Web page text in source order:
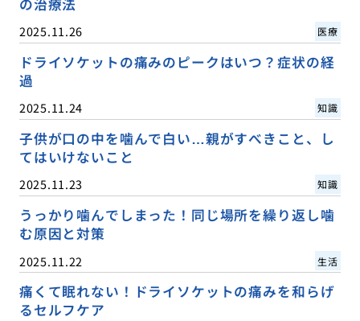
の治療法
2025.11.26 医療
ドライソケットの痛みのピークはいつ？症状の経
過
2025.11.24 知識
子供が口の中を噛んで白い…親がすべきこと、し
てはいけないこと
2025.11.23 知識
うっかり噛んでしまった！同じ場所を繰り返し噛
む原因と対策
2025.11.22 生活
痛くて眠れない！ドライソケットの痛みを和らげ
るセルフケア